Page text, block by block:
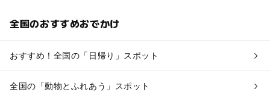
全国のおすすめおでかけ
おすすめ！全国の「日帰り」スポット
全国の「動物とふれあう」スポット